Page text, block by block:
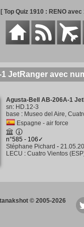
[ Top Quiz 1910 : RENO avec
JetRanger avec
Agusta-Bell AB-206A-1
sn: HD.12-3
base : Museo del Aire,
Espagne - air force
n°585 - 106✓
Stéphane Pichard -
LECU : Cuatro Vientos
© 2005-2026